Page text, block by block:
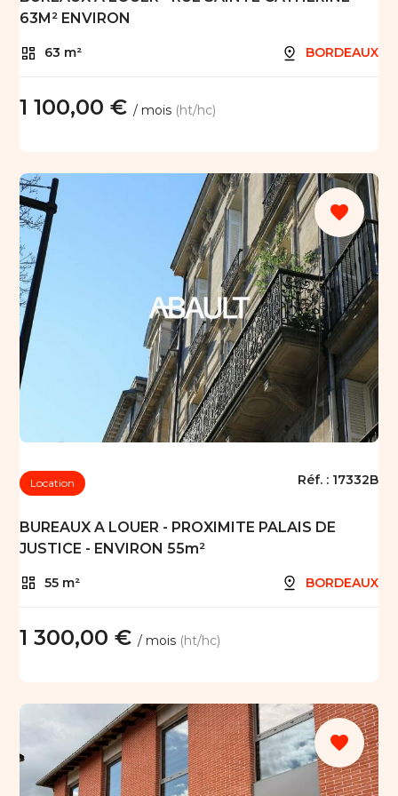
63M² ENVIRON
63 m² BORDEAUX
1 100,00 €/ mois (ht/hc)
favorite
Location Réf. : 17332B
BUREAUX A LOUER - PROXIMITE PALAIS DE
JUSTICE - ENVIRON 55m²
55 m² BORDEAUX
1 300,00 €/ mois (ht/hc)
favorite